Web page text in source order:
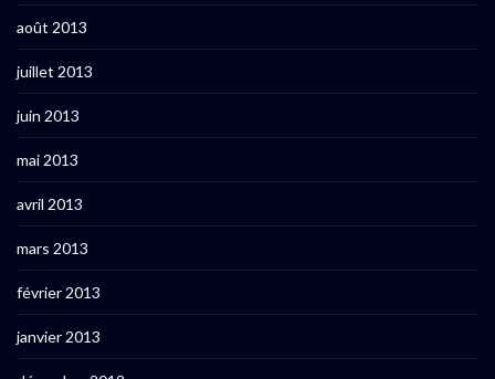
août 2013
juillet 2013
juin 2013
mai 2013
avril 2013
mars 2013
février 2013
janvier 2013